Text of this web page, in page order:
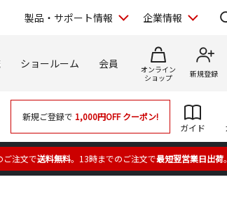
製品・サポート情報 企業情報
ショールーム 会員
オンライン
ショップ
新規登録
新規ご登録で 1,000円OFFクーポン!
ガイド
ご注文で送料無料。13時までのご注文で最短翌営業日出荷。